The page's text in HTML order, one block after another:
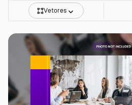
Vetores